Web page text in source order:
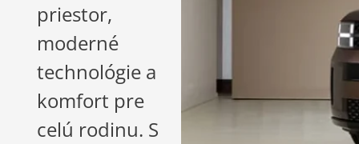
priestor,
moderné
technológie a
komfort pre
celú rodinu. S